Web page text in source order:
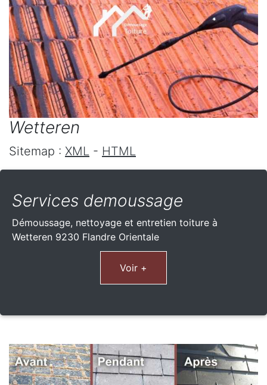
Wetteren
Sitemap : XML - HTML
Services demoussage
Démoussage, nettoyage et entretien toiture à
Wetteren 9230 Flandre Orientale
Voir +